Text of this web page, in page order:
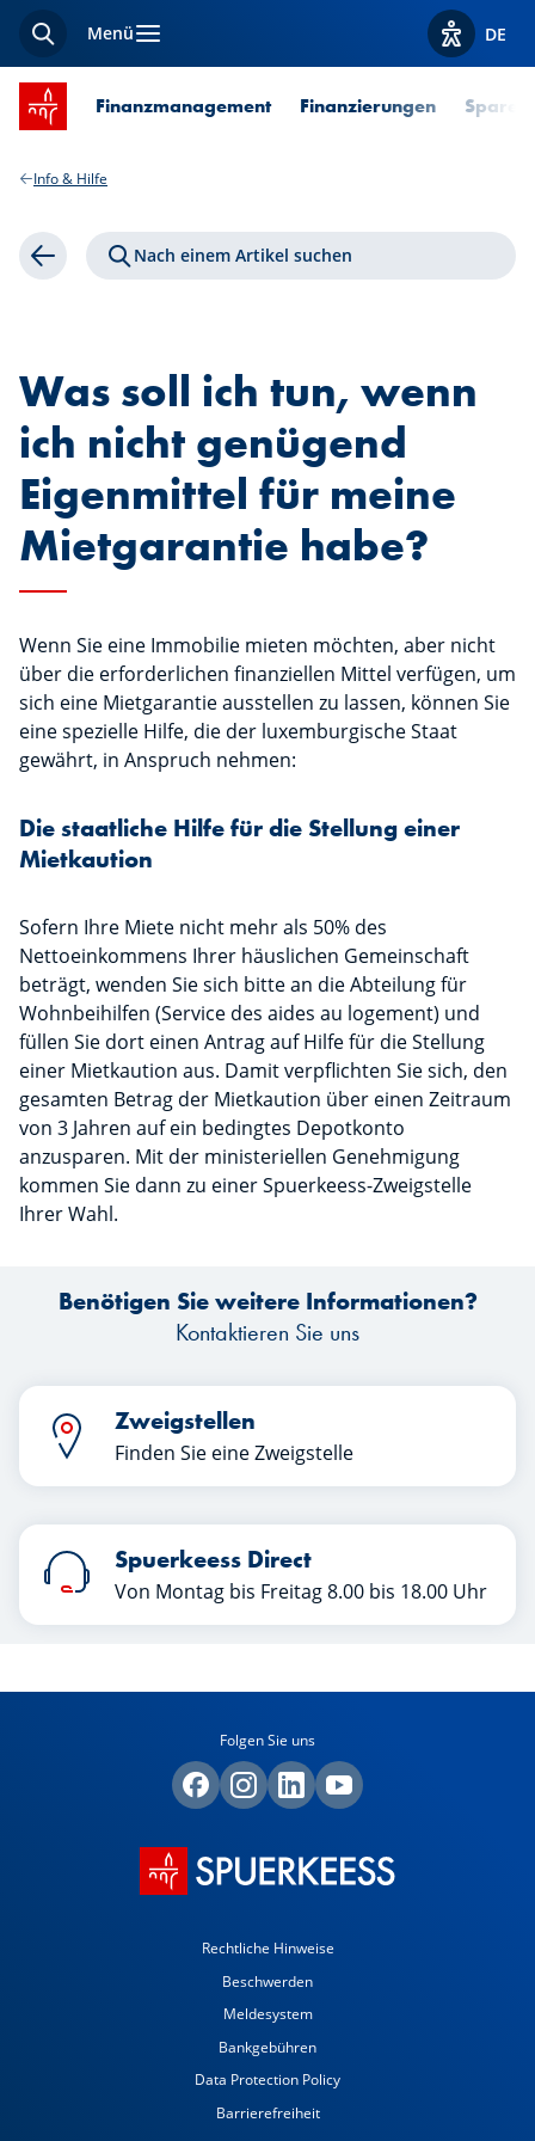
SucheMenü Optionen
DE
Startseite SPUERKEESS
Finanzmanagement Finanzierungen Sparen
Info & Hilfe
Zurück Nach einem Artikel suchen
Was soll ich tun, wenn
ich nicht genügend
Eigenmittel für meine
Mietgarantie habe?
Wenn Sie eine Immobilie mieten möchten, aber nicht
über die erforderlichen finanziellen Mittel verfügen, um
sich eine Mietgarantie ausstellen zu lassen, können Sie
eine spezielle Hilfe, die der luxemburgische Staat
gewährt, in Anspruch nehmen:
Die staatliche Hilfe für die Stellung einer
Mietkaution
Sofern Ihre Miete nicht mehr als 50% des
Nettoeinkommens Ihrer häuslichen Gemeinschaft
beträgt, wenden Sie sich bitte an die Abteilung für
Wohnbeihilfen (Service des aides au logement) und
füllen Sie dort einen Antrag auf Hilfe für die Stellung
einer Mietkaution aus. Damit verpflichten Sie sich, den
gesamten Betrag der Mietkaution über einen Zeitraum
von 3 Jahren auf ein bedingtes Depotkonto
anzusparen. Mit der ministeriellen Genehmigung
kommen Sie dann zu einer Spuerkeess-Zweigstelle
Ihrer Wahl.
Benötigen Sie weitere Informationen?
Kontaktieren Sie uns
Zweigstellen
Finden Sie eine Zweigstelle
Spuerkeess Direct
Von Montag bis Freitag 8.00 bis 18.00 Uhr
Folgen Sie uns
Rechtliche Hinweise
Beschwerden
Meldesystem
Bankgebühren
Data Protection Policy
Barrierefreiheit